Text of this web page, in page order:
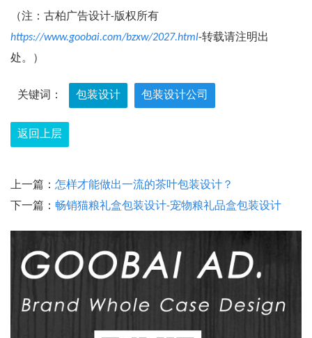
（注：古柏广告设计-版权所有
https://www.goobai.com/bzxw/2027.html-转载请注明出
处。）
关键词： 包装设计 包装设计公司
返回上层
上一篇： 怎样才能做出一流的茶叶包装设计？
下一篇： 畅销猫粮礼盒包装设计-宠物粮礼品盒包装设计